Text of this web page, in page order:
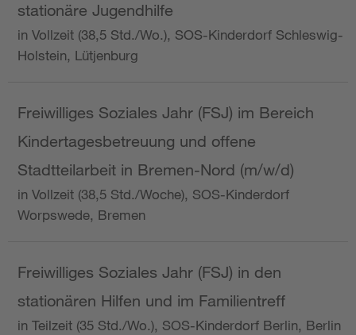
stationäre Jugendhilfe
in Vollzeit (38,5 Std./Wo.), SOS-Kinderdorf Schleswig-
Holstein, Lütjenburg
Freiwilliges Soziales Jahr (FSJ) im Bereich
Kindertagesbetreuung und offene
Stadtteilarbeit in Bremen-Nord (m/w/d)
in Vollzeit (38,5 Std./Woche), SOS-Kinderdorf
Worpswede, Bremen
Freiwilliges Soziales Jahr (FSJ) in den
stationären Hilfen und im Familientreff
in Teilzeit (35 Std./Wo.), SOS-Kinderdorf Berlin, Berlin